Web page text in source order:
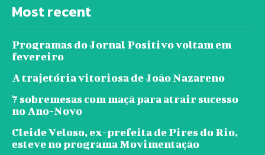
Most recent
Programas do Jornal Positivo voltam em
fevereiro
A trajetória vitoriosa de João Nazareno
7 sobremesas com maçã para atrair sucesso
no Ano-Novo
Cleide Veloso, ex-prefeita de Pires do Rio,
esteve no programa Movimentação